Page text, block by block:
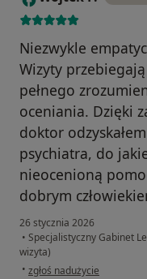
Niezwykle
Wizyty
pełnego
oceniania. Dzięki
doktor
psychiatra, do
nieocenioną
dobrym
26 stycznia 2026
• Specjalistyczny Gabinet
wizyta)
• w opinii użytkownika Wojtek
zgłoś nadużycie